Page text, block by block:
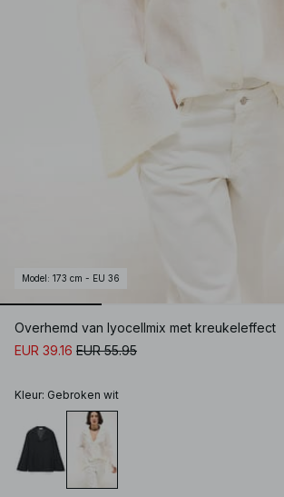
Model : 173 cm - EU 36
Overhemd van lyocellmix met kreukeleffect
EUR 39.16 EUR 55.95
Kleur: Gebroken wit